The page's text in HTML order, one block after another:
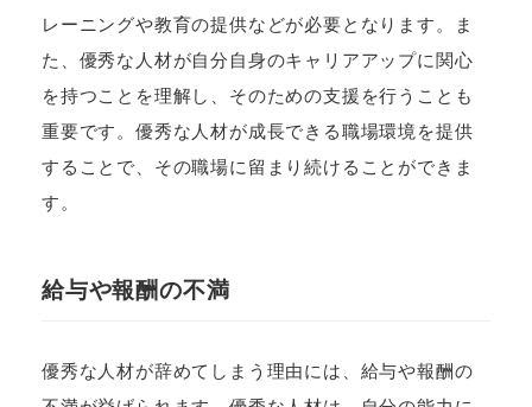
レーニングや教育の提供などが必要となります。ま
た、優秀な人材が自分自身のキャリアアップに関心
を持つことを理解し、そのための支援を行うことも
重要です。優秀な人材が成長できる職場環境を提供
することで、その職場に留まり続けることができま
す。
給与や報酬の不満
優秀な人材が辞めてしまう理由には、給与や報酬の